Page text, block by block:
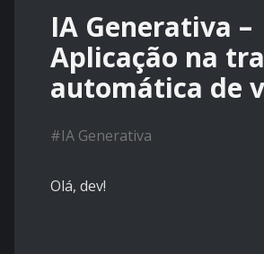
IA Generativa –
Aplicação na
automática de
#IA Generativa
Olá, dev!